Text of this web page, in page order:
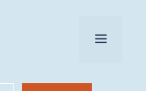
Menü